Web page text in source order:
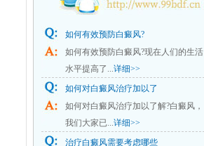
如何有效预防白癜风?
如何有效预防白癜风?现在人们的生活
水平提高了...详细>>
如何对白癜风治疗加以了
如何对白癜风治疗加以了解?白癜风，
我们大家已...详细>>
治疗白癜风需要考虑哪些